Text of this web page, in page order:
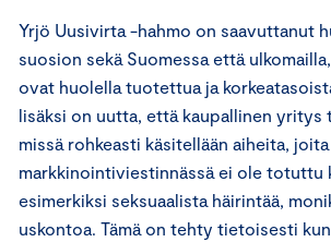
Yrjö Uusivirta -hahmo on saavuttanut
suosion sekä Suomessa että
ovat huolella tuotettua ja
lisäksi on uutta, että kaupallinen yritys
missä rohkeasti käsitellään aiheita, joita
markkinointiviestinnässä ei ole totuttu
esimerkiksi seksuaalista häirintää,
uskontoa. Tämä on tehty tietoisesti